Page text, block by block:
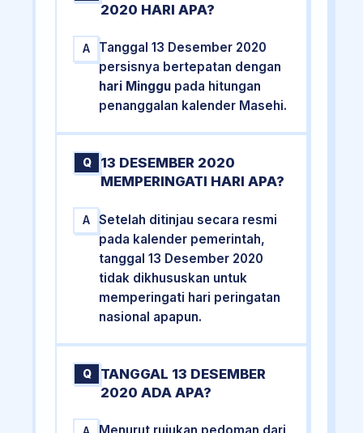
2020 HARI APA?
A
Tanggal 13 Desember 2020
persisnya bertepatan dengan
hari Minggu pada hitungan
penanggalan kalender Masehi.
Q
13 DESEMBER 2020
MEMPERINGATI HARI APA?
A
Setelah ditinjau secara resmi
pada kalender pemerintah,
tanggal 13 Desember 2020
tidak dikhususkan untuk
memperingati hari peringatan
nasional apapun.
Q
TANGGAL 13 DESEMBER
2020 ADA APA?